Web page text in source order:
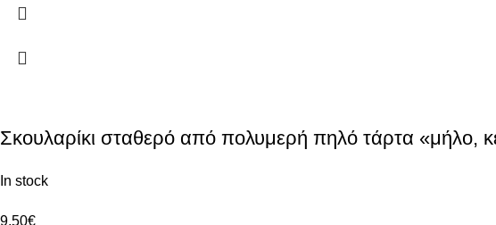
Σκουλαρίκι σταθερό από πολυμερή πηλό τάρτα «μήλο,
In stock
9.50€